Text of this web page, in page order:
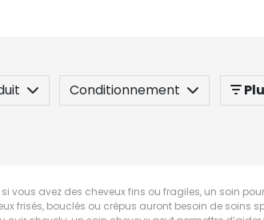
Conditionnement
vous avez des cheveux fins ou fragiles, un soin
frisés, bouclés ou crépus auront besoin de soins